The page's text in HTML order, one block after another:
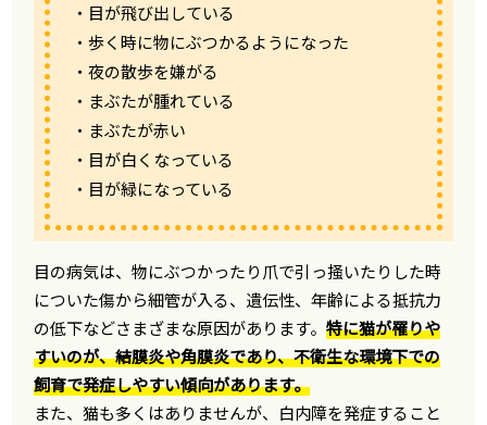
・目が飛び出している
・歩く時に物にぶつかるようになった
・夜の散歩を嫌がる
・まぶたが腫れている
・まぶたが赤い
・目が白くなっている
・目が緑になっている
目の病気は、物にぶつかったり爪で引っ掻いたりした時
についた傷から細管が入る、遺伝性、年齢による抵抗力
の低下などさまざまな原因があります。特に猫が罹りや
すいのが、結膜炎や角膜炎であり、不衛生な環境下での
飼育で発症しやすい傾向があります。
また、猫も多くはありませんが、白内障を発症すること